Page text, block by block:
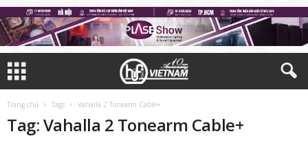
Trang chủ Tags Vahalla 2 Tonearm Cable+
Tag: Vahalla 2 Tonearm Cable+